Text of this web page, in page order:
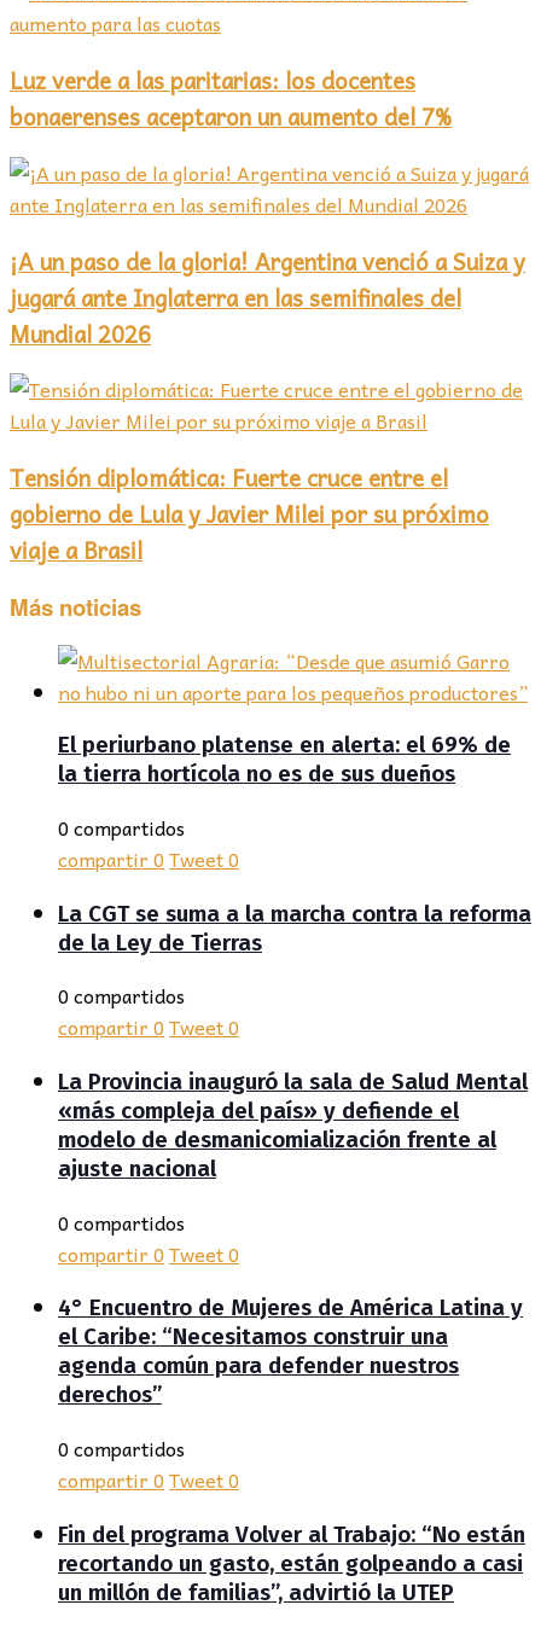
Luz verde a las paritarias: los docentes
bonaerenses aceptaron un aumento del 7%
¡A un paso de la gloria! Argentina venció a Suiza y
jugará ante Inglaterra en las semifinales del
Mundial 2026
Tensión diplomática: Fuerte cruce entre el
gobierno de Lula y Javier Milei por su próximo
viaje a Brasil
Más noticias
El periurbano platense en alerta: el 69% de
la tierra hortícola no es de sus dueños
0 compartidos
compartir0Tweet0
La CGT se suma a la marcha contra la reforma
de la Ley de Tierras
0 compartidos
compartir0Tweet0
La Provincia inauguró la sala de Salud Mental
«más compleja del país» y defiende el
modelo de desmanicomialización frente al
ajuste nacional
0 compartidos
compartir0Tweet0
4° Encuentro de Mujeres de América Latina y
el Caribe: “Necesitamos construir una
agenda común para defender nuestros
derechos”
0 compartidos
compartir0Tweet0
Fin del programa Volver al Trabajo: “No están
recortando un gasto, están golpeando a casi
un millón de familias”, advirtió la UTEP